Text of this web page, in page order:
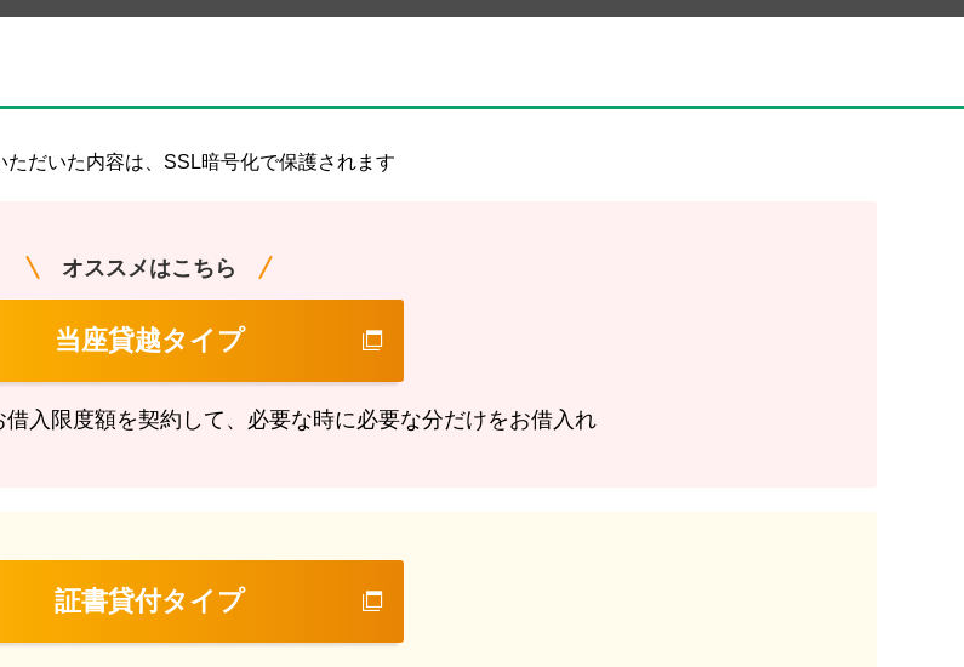
ただいた内容は、SSL暗号化で保護されます
オススメはこちら
当座貸越タイプ
入限度額を契約して、必要な時に必要な分だけをお借入れ
証書貸付タイプ